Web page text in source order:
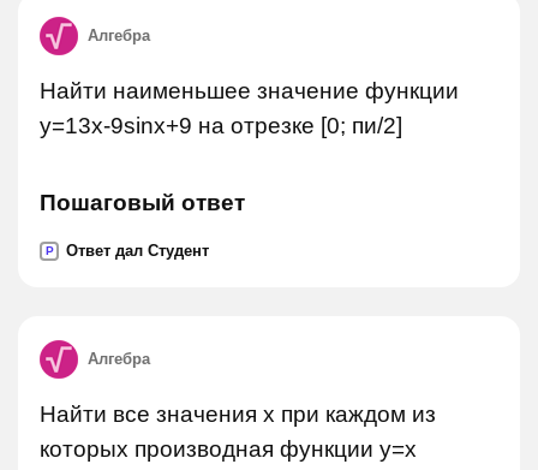
Алгебра
Найти наименьшее значение функции
y=13x-9sinx+9 на отрезке [0; пи/2]
Пошаговый ответ
P Ответ дал Студент
Алгебра
Найти все значения х при каждом из
которых производная функции у=х